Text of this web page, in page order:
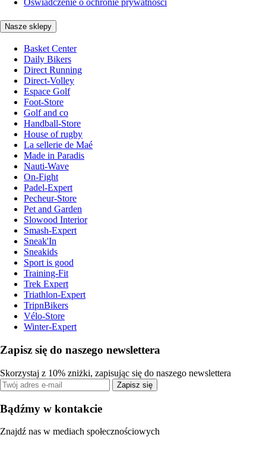
Oświadczenie o ochronie prywatności
Nasze sklepy
Basket Center
Daily Bikers
Direct Running
Direct-Volley
Espace Golf
Foot-Store
Golf and co
Handball-Store
House of rugby
La sellerie de Maé
Made in Paradis
Nauti-Wave
On-Fight
Padel-Expert
Pecheur-Store
Pet and Garden
Slowood Interior
Smash-Expert
Sneak'In
Sneakids
Sport is good
Training-Fit
Trek Expert
Triathlon-Expert
TripnBikers
Vélo-Store
Winter-Expert
Zapisz się do naszego newslettera
Skorzystaj z 10% zniżki, zapisując się do naszego newslettera
Zapisz się
Bądźmy w kontakcie
Znajdź nas w mediach społecznościowych